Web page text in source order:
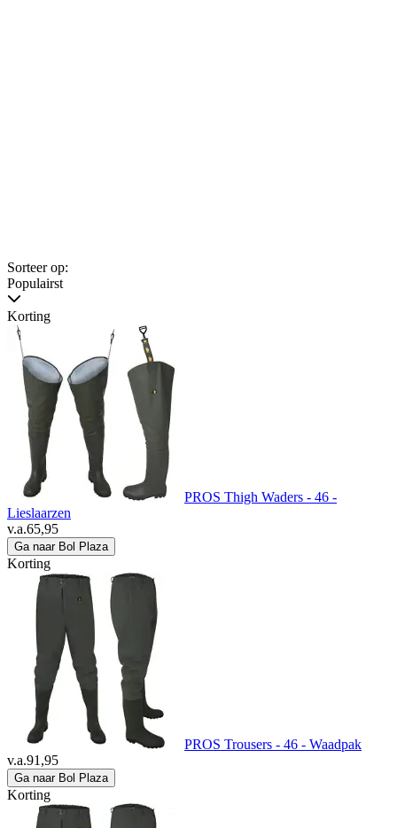
Sorteer op:
Populairst
Korting
PROS Thigh Waders - 46 -
Lieslaarzen
v.a.65,95
Ga naar Bol Plaza
Korting
PROS Trousers - 46 - Waadpak
v.a.91,95
Ga naar Bol Plaza
Korting